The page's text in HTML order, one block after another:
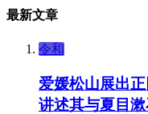
最新文章
令和
爱媛松山展出
讲述其与夏目